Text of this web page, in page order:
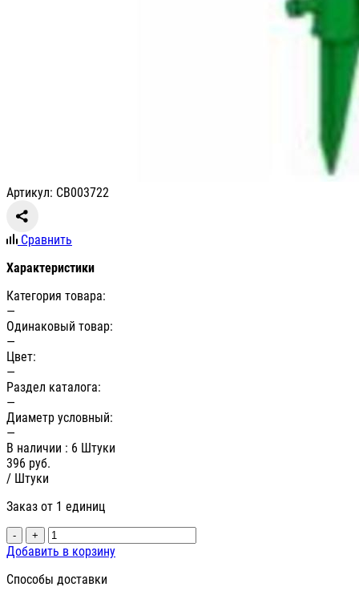
Артикул: СВ003722
Сравнить
Характеристики
Категория товара:
—
Одинаковый товар:
—
Цвет:
—
Раздел каталога:
—
Диаметр условный:
—
В наличии : 6 Штуки
396 руб.
/ Штуки
Заказ от 1 единиц
- +
Добавить в корзину
Способы доставки